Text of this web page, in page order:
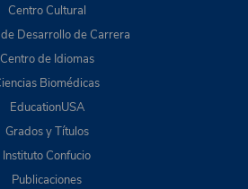
Centro Cultural
Desarrollo de Carrera
Centro de Idiomas
Biomédicas
EducationUSA
Grados y Títulos
Instituto Confucio
Publicaciones